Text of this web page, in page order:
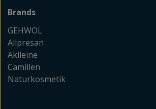
Brands
GEHWOL
Allpresan
Akileine
Camillen
Naturkosmetik